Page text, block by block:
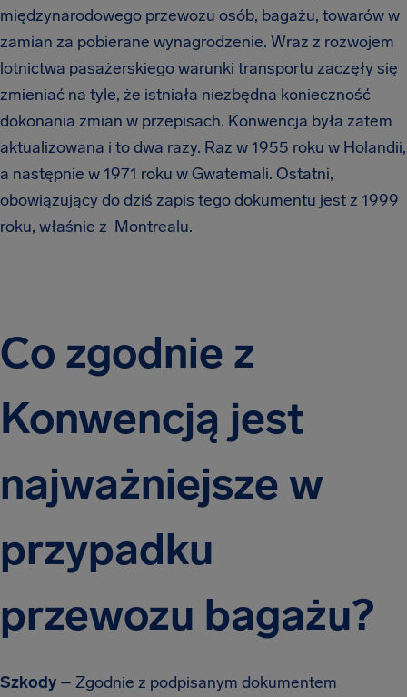
międzynarodowego przewozu osób, bagażu, towarów w
zamian za pobierane wynagrodzenie. Wraz z rozwojem
lotnictwa pasażerskiego warunki transportu zaczęły się
zmieniać na tyle, że istniała niezbędna konieczność
dokonania zmian w przepisach. Konwencja była zatem
aktualizowana i to dwa razy. Raz w 1955 roku w Holandii,
a następnie w 1971 roku w Gwatemali. Ostatni,
obowiązujący do dziś zapis tego dokumentu jest z 1999
roku, właśnie z Montrealu.
Co zgodnie z
Konwencją jest
najważniejsze w
przypadku
przewozu bagażu?
Szkody – Zgodnie z podpisanym dokumentem